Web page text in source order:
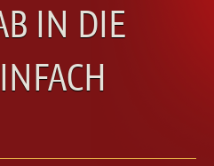
IN DIE